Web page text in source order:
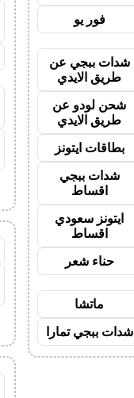
فور يو
شدات ببجي عن
طريق الايدي
شحن لودو عن
طريق الايدي
بطاقات ايتونز
شدات ببجي
اقساط
ايتونز سعودي
اقساط
حناء شعر
ماتشا
شدات ببجي تمارا